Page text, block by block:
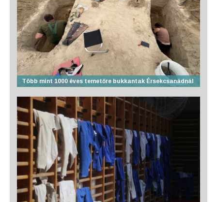
Több mint 1000 éves temetőre bukkantak Érsekcsanádnál